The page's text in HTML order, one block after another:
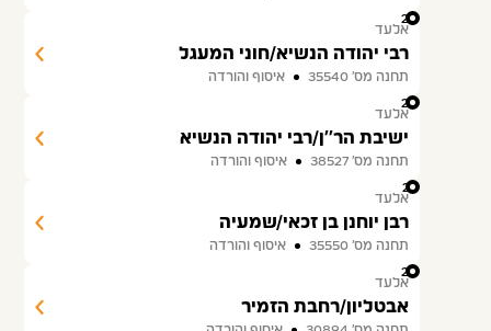
25
אלעד
רבי יהודה הנשיא/חוני המעגל
תחנה מס׳ 35540 איסוף והורדה
26
אלעד
ישיבת הר''ן/רבי יהודה הנשיא
תחנה מס׳ 38527 איסוף והורדה
27
אלעד
רבן יוחנן בן זכאי/שמעיה
תחנה מס׳ 35550 איסוף והורדה
28
אלעד
אבטליון/רחבת הזמיר